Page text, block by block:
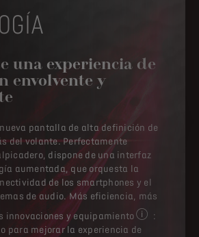
una experiencia de
envolvente y
nueva pantalla de alta definición de
del volante. Perfectamente
dispone de una interfaz
aumentada, que orquesta la
de los smartphones y el
de audio. Más eficiencia, más
innovaciones y equipamiento
Algunos
:
para mejorar la experiencia de